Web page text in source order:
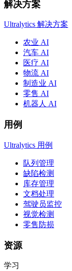
解决方案
Ultralytics 解决方案
农业 AI
汽车 AI
医疗 AI
物流 AI
制造业 AI
零售 AI
机器人 AI
用例
Ultralytics 用例
队列管理
缺陷检测
库存管理
文档处理
驾驶员监控
视觉检测
零售防损
资源
学习